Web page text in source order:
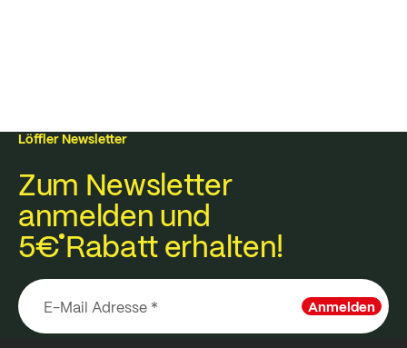
Löffler Newsletter
Zum Newsletter
anmelden und
5€Rabatt erhalten!
Anmelden